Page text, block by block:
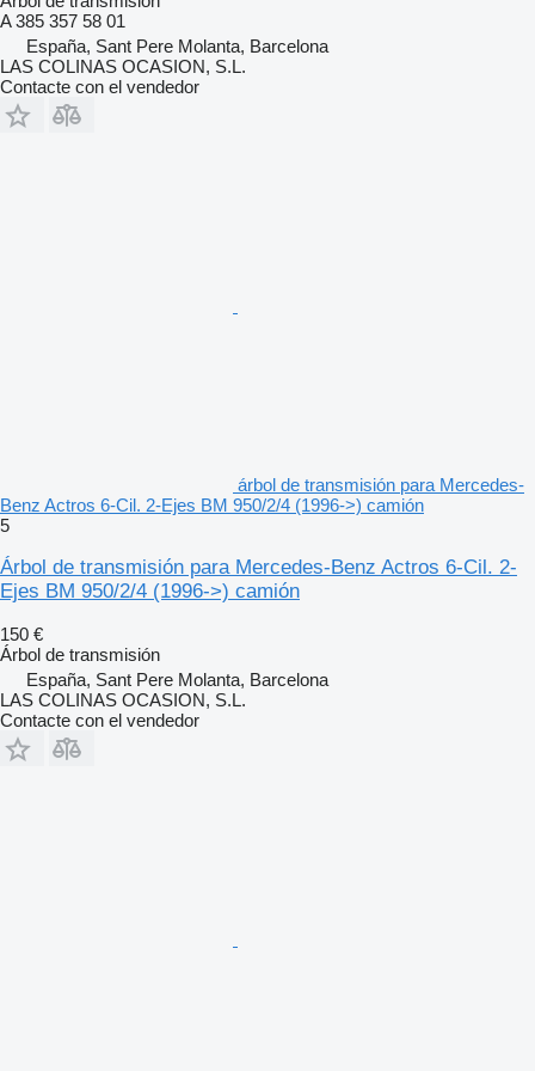
A 385 357 58 01
España, Sant Pere Molanta, Barcelona
LAS COLINAS OCASION, S.L.
Contacte con el vendedor
árbol de transmisión para Mercedes-
Benz Actros 6-Cil. 2-Ejes BM 950/2/4 (1996->) camión
5
Árbol de transmisión para Mercedes-Benz Actros 6-Cil. 2-
Ejes BM 950/2/4 (1996->) camión
150 €
Árbol de transmisión
España, Sant Pere Molanta, Barcelona
LAS COLINAS OCASION, S.L.
Contacte con el vendedor